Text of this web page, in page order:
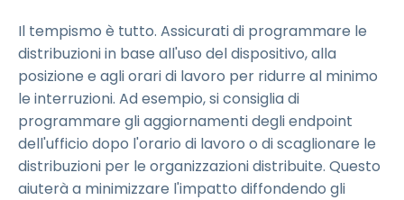
Il tempismo è tutto. Assicurati di programmare le
distribuzioni in base all'uso del dispositivo, alla
posizione e agli orari di lavoro per ridurre al minimo
le interruzioni. Ad esempio, si consiglia di
programmare gli aggiornamenti degli endpoint
dell'ufficio dopo l'orario di lavoro o di scaglionare le
distribuzioni per le organizzazioni distribuite. Questo
aiuterà a minimizzare l'impatto diffondendo gli